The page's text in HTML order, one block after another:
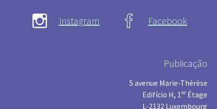
Instagram Facebook
Publicação
5 avenue Marie-Thérèse
Edifício H, 1er Étage
L-2132 Luxembourg